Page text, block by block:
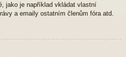
jako je například vkládat vlastní
a emaily ostatním členům fóra atd.